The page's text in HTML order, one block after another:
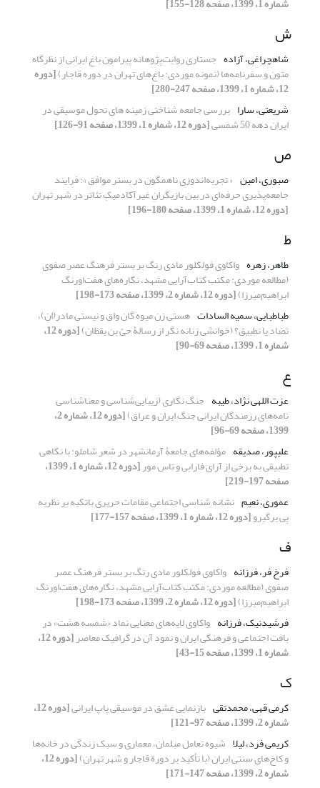
ش
شاهچراغی، آزاده جستاری روایت‌پژوهانه پیرامون باغ ایرانی از نظرگاه
متون و سفرنامه‌ها (نمونه موردی: باغ‌های تهران در دوره قاجار)[دوره
12، شماره 1، 1399، صفحه 247-280]
شریعتی، سارا بررسی جامعه شناختی زمینه های تحول موسیقی در
ایران دهه 50 شمسی [دوره 12، شماره 1، 1399، صفحه 91-126]
ص
صبوری، امین « تجربه‌اندوزی‌‌ ناهمگون در بستر موافق »: فرایند
جامعه‌پذیری حرفه‌ای در بین بازیگرانِ غیرآکادمیکِ تئاتر در شهر تهران
[دوره 12، شماره 1، 1399، صفحه 180-196]
ط
طاهر، زهره واکاوی فولکلور مادی رنگ بر بستر فرهنگ عصر‌ صفوی
(مطالعه موردی: مکتب کتاب‌آرایی ‌مشهد، نگاره‌های هفت‌اورنگ
ابراهیم‌میرزا)[دوره 12، شماره 2، 1399، صفحه 173-198]
طباطبایی، سمیه السادات هستی زن میوه گان واق و نیستی مادر(ان)،
تضاد یا تطبیق؟ (خوانشی زنانه نگر از رسالۀ حیّ بن یقظان) [دوره 12،
شماره 1، 1399، صفحه 69-90]
ع
عزت اللهی نژاد، طیبه جنگ نگاری (زیبایی‌شناسی و معنا‌شناسی
نامه‌های رزمندگان ایرانی جنگ ایران و عراق) [دوره 12، شماره 2،
1399، صفحه 69-96]
علیپور، صدیقه مؤلفه‌های جامعۀ آرمانشهر در شعر شاملو: با نگاهی
تطبیقی به برخی از آرای فارابی و تاس مور [دوره 12، شماره 1، 1399،
صفحه 197-219]
عموری، نعیم نشانه شناسیِ اجتماعیِ مقامات حریری باتکیه بر نظریه
پی یرگیرو[دوره 12، شماره 1، 1399، صفحه 157-177]
ف
فرخ فر، فرزانه واکاوی فولکلور مادی رنگ بر بستر فرهنگ عصر‌
صفوی (مطالعه موردی: مکتب کتاب‌آرایی ‌مشهد، نگاره‌های هفت‌اورنگ
ابراهیم‌میرزا)[دوره 12، شماره 2، 1399، صفحه 173-198]
فرشیدنیک، فرزانه واکاوی لایه‌های معنایی نماد «شمسه هشت» در
بافت اجتماعی و فرهنگی ایران و نمود آن در گرافیک معاصر [دوره 12،
شماره 1، 1399، صفحه 15-43]
ک
کرمی قهی، محمدتقی بازنمایی عشق در موسیقی پاپ ایرانی [دوره 12،
شماره 2، 1399، صفحه 97-121]
کریمی فرد، لیلا شیوه تعامل مبلمان، معماری و سبک زندگی در خانه‌ها
و کاخ‌های سنتی ایران (با تأکید بر دورة قاجار و شهر تهران) [دوره 12،
شماره 2، 1399، صفحه 147-171]